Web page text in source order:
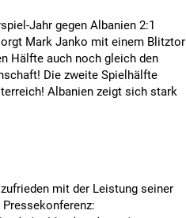
Jahr gegen Albanien 2:1
Mark Janko mit einem Blitztor
Hälfte auch noch gleich den
Die zweite Spielhälfte
Albanien zeigt sich stark
mit der Leistung seiner